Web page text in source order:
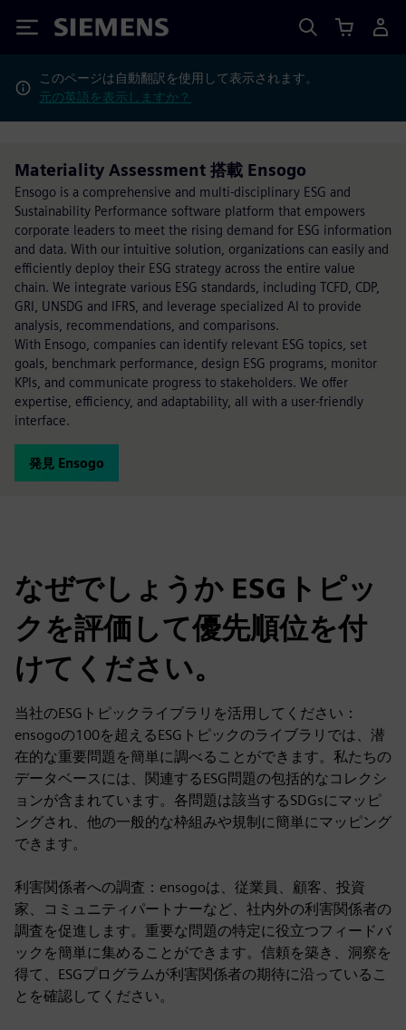
Siemens
このページは自動翻訳を使用して表示されます。
元の英語を表示しますか？
Materiality Assessment 搭載 Ensogo
Ensogo is a comprehensive and multi-disciplinary ESG and
Sustainability Performance software platform that empowers
corporate leaders to meet the rising demand for ESG information
and data. With our intuitive solution, organizations can easily and
efficiently deploy their ESG strategy across the entire value
chain. We integrate various ESG standards, including TCFD, CDP,
GRI, UNSDG and IFRS, and leverage specialized AI to provide
analysis, recommendations, and comparisons.
With Ensogo, companies can identify relevant ESG topics, set
goals, benchmark performance, design ESG programs, monitor
KPIs, and communicate progress to stakeholders. We offer
expertise, efficiency, and adaptability, all with a user-friendly
interface.
発見 Ensogo
なぜでしょうか ESGトピッ
クを評価して優先順位を付
けてください。
当社のESGトピックライブラリを活用してください：
ensogoの100を超えるESGトピックのライブラリでは、潜
在的な重要問題を簡単に調べることができます。私たちの
データベースには、関連するESG問題の包括的なコレクシ
ョンが含まれています。各問題は該当するSDGsにマッピ
ングされ、他の一般的な枠組みや規制に簡単にマッピング
できます。
利害関係者への調査：ensogoは、従業員、顧客、投資
家、コミュニティパートナーなど、社内外の利害関係者の
調査を促進します。重要な問題の特定に役立つフィードバ
ックを簡単に集めることができます。信頼を築き、洞察を
得て、ESGプログラムが利害関係者の期待に沿っているこ
とを確認してください。